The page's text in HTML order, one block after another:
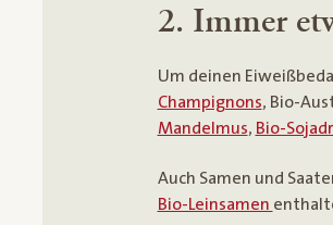
2. Immer
Um deinen
Champignons, Bio-
Mandelmus, Bio-
Auch Samen und
Bio-Leinsamen